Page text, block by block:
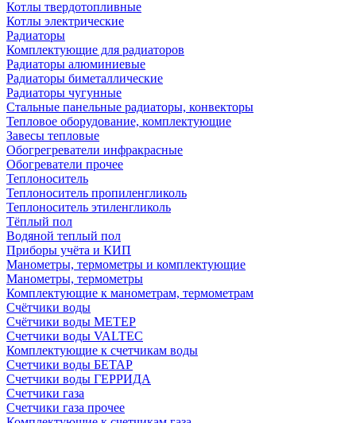
Котлы твердотопливные
Котлы электрические
Радиаторы
Комплектующие для радиаторов
Радиаторы алюминиевые
Радиаторы биметаллические
Радиаторы чугунные
Стальные панельные радиаторы, конвекторы
Тепловое оборудование, комплектующие
Завесы тепловые
Обогрегреватели инфракрасные
Обогреватели прочее
Теплоноситель
Теплоноситель пропиленгликоль
Теплоноситель этиленгликоль
Тёплый пол
Водяной теплый пол
Приборы учёта и КИП
Манометры, термометры и комплектующие
Манометры, термометры
Комплектующие к манометрам, термометрам
Счётчики воды
Счётчики воды МЕТЕР
Счетчики воды VALTEC
Комплектующие к счетчикам воды
Счетчики воды БЕТАР
Счетчики воды ГЕРРИДА
Счетчики газа
Счетчики газа прочее